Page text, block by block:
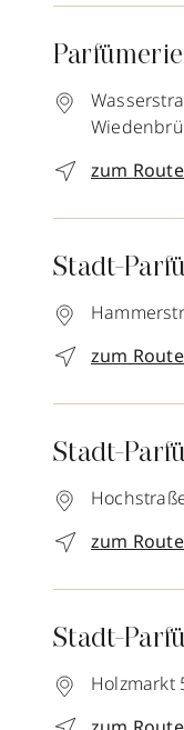
zum
Stadt-
zum
Stadt-
zum
Stadt-
Holzmarkt